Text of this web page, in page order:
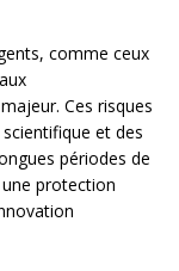
comme ceux
Ces risques
et des
périodes de
protection